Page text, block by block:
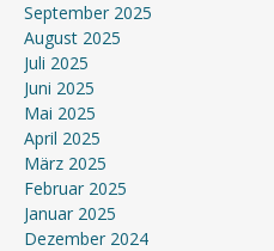
September 2025
August 2025
Juli 2025
Juni 2025
Mai 2025
April 2025
März 2025
Februar 2025
Januar 2025
Dezember 2024